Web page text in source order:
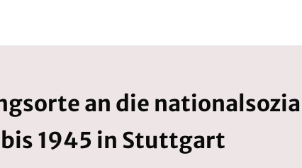
an die
bis 1945 in Stuttgart